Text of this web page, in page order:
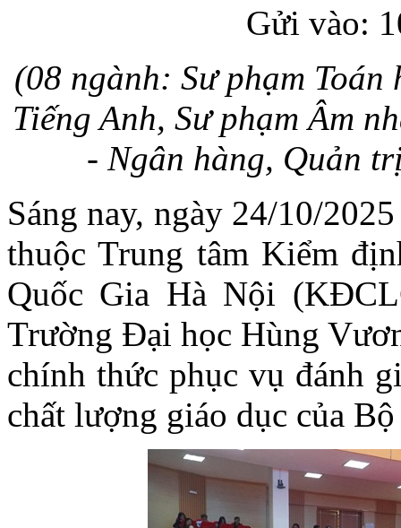
Gửi vào:
(08 ngành: Sư phạm Toán
Tiếng Anh, Sư phạm Âm
- Ngân hàng, Quản
Sáng nay, ngày 24/10/
thuộc Trung tâm Kiểm
Quốc Gia Hà Nội
Trường Đại học Hùng
chính thức phục vụ đánh
chất lượng giáo dục của